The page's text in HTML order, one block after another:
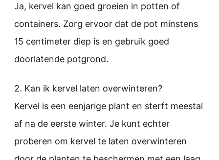
Ja, kervel kan goed groeien in potten of
containers. Zorg ervoor dat de pot minstens
15 centimeter diep is en gebruik goed
doorlatende potgrond.
2. Kan ik kervel laten overwinteren?
Kervel is een eenjarige plant en sterft meestal
af na de eerste winter. Je kunt echter
proberen om kervel te laten overwinteren